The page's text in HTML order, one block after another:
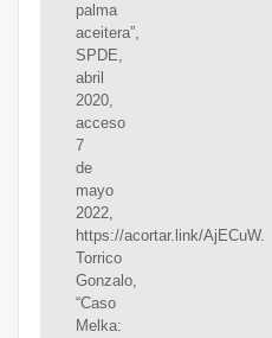
palma
aceitera”,
SPDE,
abril
2020,
acceso
7
de
mayo
2022,
https://acortar.link/AjECuW.
Torrico
Gonzalo,
“Caso
Melka: